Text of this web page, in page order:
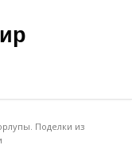
Поделки из